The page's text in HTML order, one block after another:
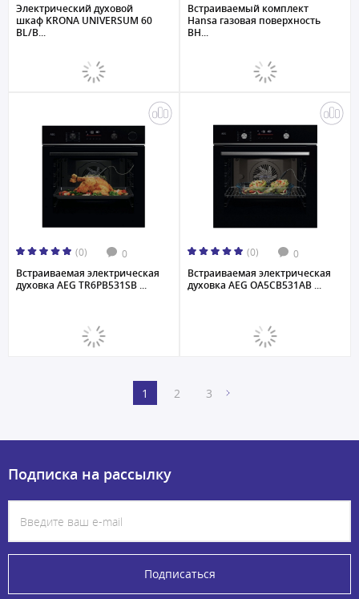
Электрический духовой
шкаф KRONA UNIVERSUM 60
BL/B...
Встраиваемый комплект
Hansa газовая поверхность
BH...
(0) 0
Встраиваемая электрическая
духовка AEG TR6PB531SB ...
(0) 0
Встраиваемая электрическая
духовка AEG OA5CB531AB ...
1 2 3
Подписка на рассылку
Подписаться